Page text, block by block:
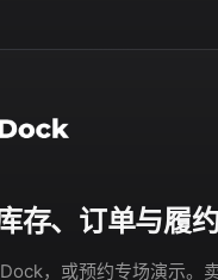
存、订单与履约
，或预约专场演示。